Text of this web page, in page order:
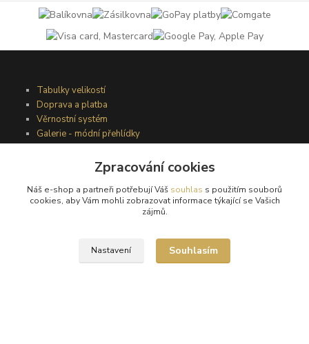
Tabulky velikostí
Doprava a platba
Věrnostní systém
Galerie - módní přehlídky
Obchodní podmínky
Zpracování cookies
Náš e-shop a partneři potřebují Váš souhlas s použitím souborů
cookies, aby Vám mohli zobrazovat informace týkající se Vašich
zájmů.
Nastavení Souhlasím